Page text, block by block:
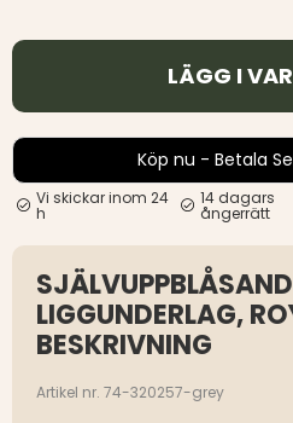
LÄGG I
Köp nu - Betala
Vi skickar inom 24
h
14 dagars
ångerrätt
LIGGUNDERLAG,
BESKRIVNING
Artikel nr. 74-320257-grey